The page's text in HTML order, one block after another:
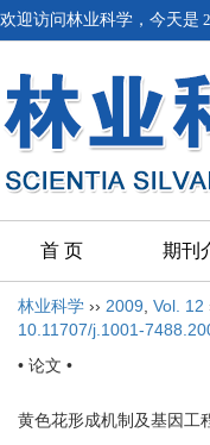
欢迎访问林业科学，今天是
首 页 期刊
林业科学 ›› 2009 Vol. 12
10.11707/j.1001-
• 论文 •
黄色花形成机制及基因工